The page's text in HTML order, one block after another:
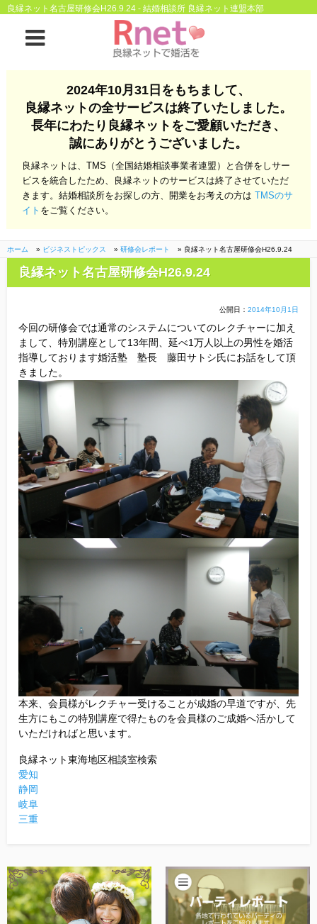
良縁ネットとは
お金のこと
会社概要
よくある質問
る質問
開業支援
他社との違い
お金のこと
一般のよくある質問
相談室からのよくある質問
良縁ネット名古屋研修会H26.9.24 - 結婚相談所 良縁ネット連盟本部
2024年10月31日をもちまして、
良縁ネットの全サービスは終了いたしました。
長年にわたり良縁ネットをご愛顧いただき、
誠にありがとうございました。
良縁ネットは、TMS（全国結婚相談事業者連盟）と合併をしサー
ビスを統合したため、良縁ネットのサービスは終了させていただ
きます。結婚相談所をお探しの方、開業をお考えの方はTMSのサ
イト をご覧ください。
ホーム » ビジネストピックス » 研修会レポート » 良縁ネット名古屋研修会H26.9.24
良縁ネット名古屋研修会H26.9.24
公開日： 2014年10月1日
今回の研修会では通常のシステムについてのレクチャーに加え
まして、特別講座として13年間、延べ1万人以上の男性を婚活
指導しております婚活塾 塾長 藤田サトシ氏にお話をして頂
きました。
本来、会員様がレクチャー受けることが成婚の早道ですが、先
生方にもこの特別講座で得たものを会員様のご成婚へ活かして
いただければと思います。
良縁ネット東海地区相談室検索
愛知
静岡
岐阜
三重